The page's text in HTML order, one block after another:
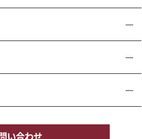
い合わせ
い合わせ 施設予約
KURAYOSHI MIRAI CHUSHIN